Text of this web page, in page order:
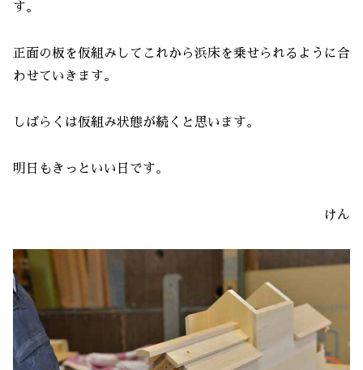
す。
正面の板を仮組みしてこれから浜床を乗せられるように合
わせていきます。
しばらくは仮組み状態が続くと思います。
明日もきっといい日です。
けん